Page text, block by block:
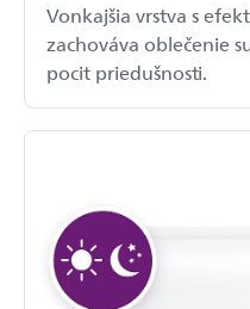
Vonkajšia vrstva s
zachováva oblečenie
pocit priedušnosti.